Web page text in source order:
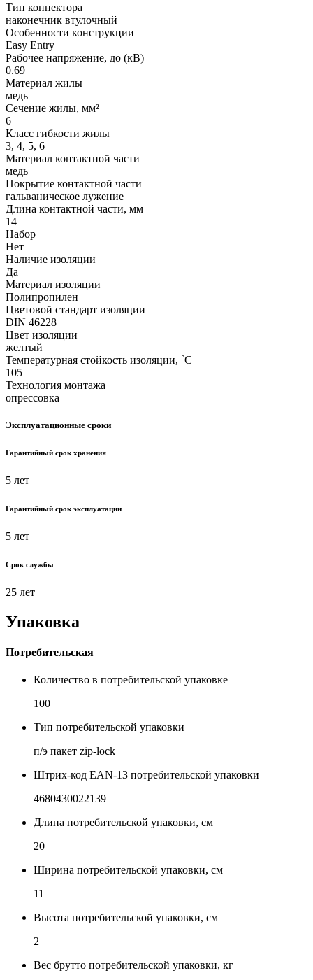
Тип коннектора
наконечник втулочный
Особенности конструкции
Easy Entry
Рабочее напряжение, до (кВ)
0.69
Материал жилы
медь
Сечение жилы, мм²
6
Класс гибкости жилы
3, 4, 5, 6
Материал контактной части
медь
Покрытие контактной части
гальваническое лужение
Длина контактной части, мм
14
Набор
Нет
Наличие изоляции
Да
Материал изоляции
Полипропилен
Цветовой стандарт изоляции
DIN 46228
Цвет изоляции
желтый
Температурная стойкость изоляции, ˚С
105
Технология монтажа
опрессовка
Эксплуатационные сроки
Гарантийный срок хранения
5 лет
Гарантийный срок эксплуатации
5 лет
Срок службы
25 лет
Упаковка
Потребительская
Количество в потребительской упаковке
100
Тип потребительской упаковки
п/э пакет zip-lock
Штрих-код EAN-13 потребительской упаковки
4680430022139
Длина потребительской упаковки, см
20
Ширина потребительской упаковки, см
11
Высота потребительской упаковки, см
2
Вес брутто потребительской упаковки, кг